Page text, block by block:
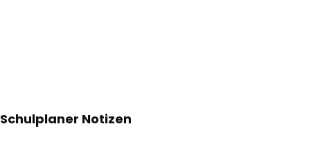
Schulplaner Notizen